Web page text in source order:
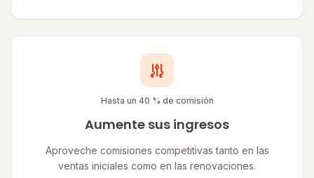
Hasta un 40 % de comisión
Aumente sus ingresos
Aproveche comisiones competitivas tanto en las
ventas iniciales como en las renovaciones.